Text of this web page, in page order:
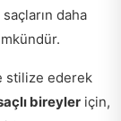
daha
stilize ederek
bireyler için,